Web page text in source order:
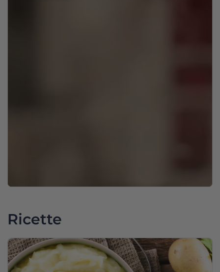
Ricette